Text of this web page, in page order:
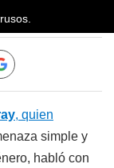
, quien
simple y
habló con